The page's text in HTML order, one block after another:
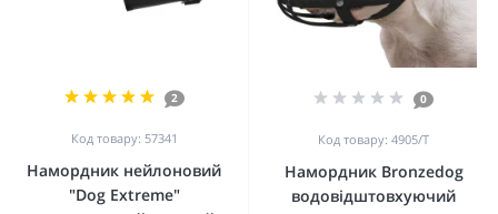
2
Код товару: 57341
Намордник нейлоновий
"Dog Extremе"
0
Код товару: 4905/Т
Намордник Bronzedog
водовідштовхуючий